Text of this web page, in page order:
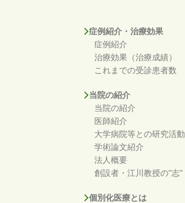
症例紹介・治療効果
症例紹介
治療効果（治療成績）
これまでの受診患者数
当院の紹介
当院の紹介
医師紹介
大学病院等との研究活動
学術論文紹介
法人概要
創設者・江川教授の"志"
個別化医療とは